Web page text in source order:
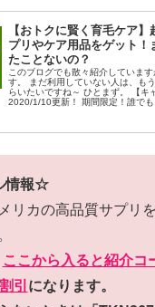
【おトクに賢く育毛ケア
プリやケア用品をゲット
たことないの？
このブログでも散々紹介していま
す。 まだ利用していない人は、も
らいたいですね～ ひとまず。 【キ
2020/1/10更新！ 期間限定！誰でも
情報☆
リカの高品質サプリ
ここから入ると紹介コ
引 になります。